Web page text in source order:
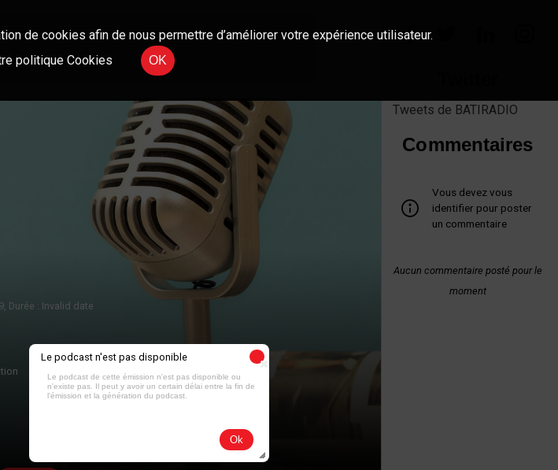
, Durée : Invalid date
Tweets de BATIRADIO
Commentaires
Vous devez vous
identifier pour poster
un commentaire
Aucun commentaire posté pour le
moment
de cookies afin de nous permettre d’améliorer votre expérience utilisateur.
politique Cookies
OK
Le podcast n'est pas disponible
Le podcast de cette émission n'est pas disponible ou
n'existe pas. Il peut y avoir un certain délai entre la fin de
l'émission et la génération du podcast.
Ok